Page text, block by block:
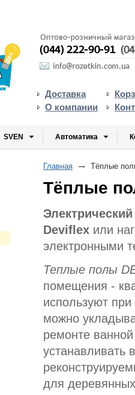
Доставка
О компании
SVEN Автоматика
Главная Тёплые
Тёплые
Deviflex или
электронными
Теплые полы
помещения -
используют
можно
ремонте
устанавливать
для